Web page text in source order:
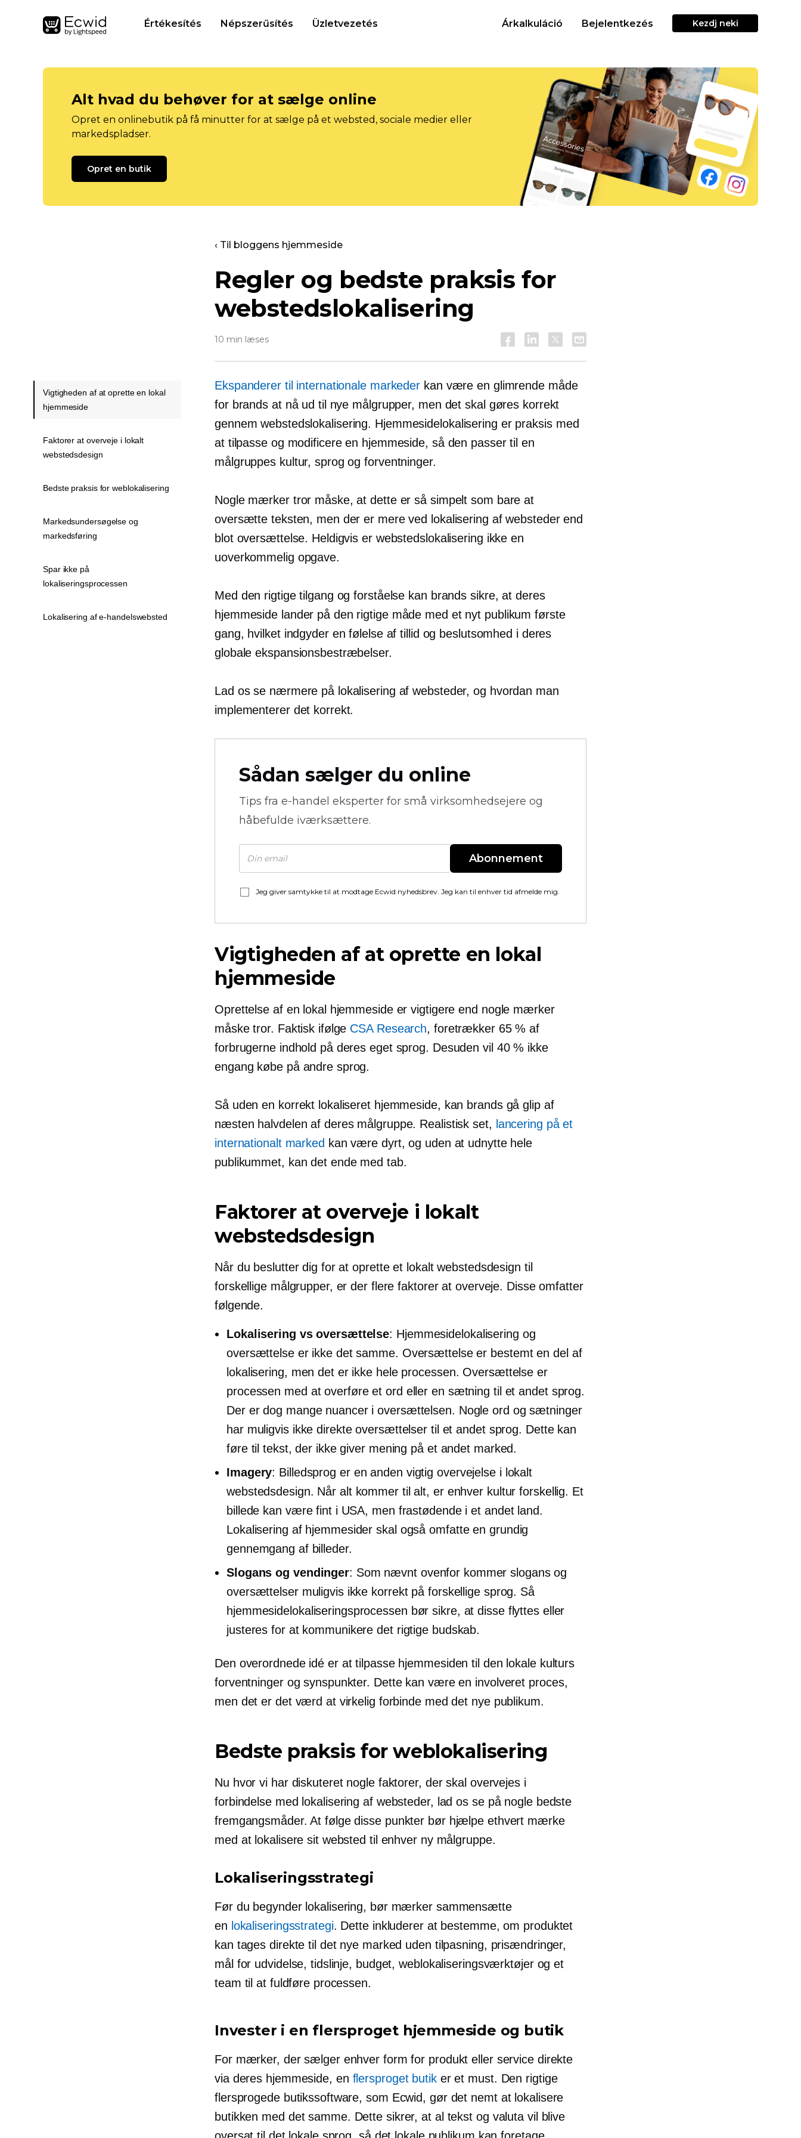
Értékesítés Népszerűsítés Üzletvezetés Árkalkuláció Bejelentkezés Kezdj neki
Alt hvad du behøver for at sælge online
Opret en onlinebutik på få minutter for at sælge på et websted, sociale medier eller
markedspladser.
Opret en butik
‹ Til bloggens hjemmeside
Regler og bedste praksis for
webstedslokalisering
10 min læses
Ekspanderer til internationale markeder kan være en glimrende måde
for brands at nå ud til nye målgrupper, men det skal gøres korrekt
gennem webstedslokalisering. Hjemmesidelokalisering er praksis med
at tilpasse og modificere en hjemmeside, så den passer til en
målgruppes kultur, sprog og forventninger.
Nogle mærker tror måske, at dette er så simpelt som bare at
oversætte teksten, men der er mere ved lokalisering af websteder end
blot oversættelse. Heldigvis er webstedslokalisering ikke en
uoverkommelig opgave.
Med den rigtige tilgang og forståelse kan brands sikre, at deres
hjemmeside lander på den rigtige måde med et nyt publikum første
gang, hvilket indgyder en følelse af tillid og beslutsomhed i deres
globale ekspansionsbestræbelser.
Lad os se nærmere på lokalisering af websteder, og hvordan man
implementerer det korrekt.
Sådan sælger du online
Tips fra e-handel eksperter for små virksomhedsejere og
håbefulde iværksættere.
Abonnement
Jeg giver samtykke til at modtage Ecwid nyhedsbrev. Jeg kan til enhver tid afmelde mig.
Vigtigheden af ​​at oprette en lokal
hjemmeside
Oprettelse af en lokal hjemmeside er vigtigere end nogle mærker
måske tror. Faktisk ifølge CSA Research, foretrækker 65 % af
forbrugerne indhold på deres eget sprog. Desuden vil 40 % ikke
engang købe på andre sprog.
Så uden en korrekt lokaliseret hjemmeside, kan brands gå glip af
næsten halvdelen af ​​deres målgruppe. Realistisk set, lancering på et
internationalt marked kan være dyrt, og uden at udnytte hele
publikummet, kan det ende med tab.
Faktorer at overveje i lokalt
webstedsdesign
Når du beslutter dig for at oprette et lokalt webstedsdesign til
forskellige målgrupper, er der flere faktorer at overveje. Disse omfatter
følgende.
Lokalisering vs oversættelse: Hjemmesidelokalisering og
oversættelse er ikke det samme. Oversættelse er bestemt en del af
lokalisering, men det er ikke hele processen. Oversættelse er
processen med at overføre et ord eller en sætning til et andet sprog.
Der er dog mange nuancer i oversættelsen. Nogle ord og sætninger
har muligvis ikke direkte oversættelser til et andet sprog. Dette kan
føre til tekst, der ikke giver mening på et andet marked.
Imagery: Billedsprog er en anden vigtig overvejelse i lokalt
webstedsdesign. Når alt kommer til alt, er enhver kultur forskellig. Et
billede kan være fint i USA, men frastødende i et andet land.
Lokalisering af hjemmesider skal også omfatte en grundig
gennemgang af billeder.
Slogans og vendinger: Som nævnt ovenfor kommer slogans og
oversættelser muligvis ikke korrekt på forskellige sprog. Så
hjemmesidelokaliseringsprocessen bør sikre, at disse flyttes eller
justeres for at kommunikere det rigtige budskab.
Den overordnede idé er at tilpasse hjemmesiden til den lokale kulturs
forventninger og synspunkter. Dette kan være en involveret proces,
men det er det værd at virkelig forbinde med det nye publikum.
Bedste praksis for weblokalisering
Nu hvor vi har diskuteret nogle faktorer, der skal overvejes i
forbindelse med lokalisering af websteder, lad os se på nogle bedste
fremgangsmåder. At følge disse punkter bør hjælpe ethvert mærke
med at lokalisere sit websted til enhver ny målgruppe.
Lokaliseringsstrategi
Før du begynder lokalisering, bør mærker sammensætte
en lokaliseringsstrategi. Dette inkluderer at bestemme, om produktet
kan tages direkte til det nye marked uden tilpasning, prisændringer,
mål for udvidelse, tidslinje, budget, weblokaliseringsværktøjer og et
team til at fuldføre processen.
Invester i en flersproget hjemmeside og butik
For mærker, der sælger enhver form for produkt eller service direkte
via deres hjemmeside, en flersproget butiker et must. Den rigtige
flersprogede butikssoftware, som Ecwid, gør det nemt at lokalisere
butikken med det samme. Dette sikrer, at al tekst og valuta vil blive
Vigtigheden af ​​at oprette en lokal
hjemmeside
Faktorer at overveje i lokalt
webstedsdesign
Bedste praksis for weblokalisering
Markedsundersøgelse og
markedsføring
Spar ikke på
lokaliseringsprocessen
Lokalisering af e-handelswebsted